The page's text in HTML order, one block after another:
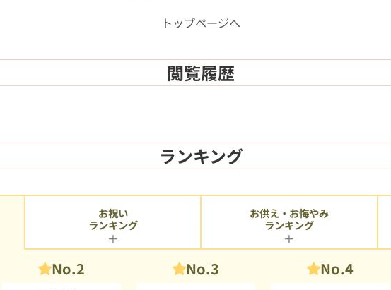
トップページへ
閲覧履歴
ランキング
No.2 No.3 No.4
お祝い
ランキング
お供え・お悔やみ
ランキング